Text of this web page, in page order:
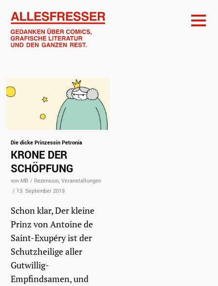
Die dicke Prinzessin Petronia
KRONE DER
SCHÖPFUNG
von MB / Rezension Veranstaltungen
/ 13. September 2019
Schon klar, Der kleine
Prinz von Antoine de
Saint-Exupéry ist der
Schutzheilige aller
Gutwillig-
Empfindsamen, und